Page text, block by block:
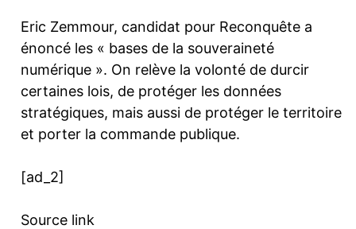
Eric Zemmour, candidat pour Reconquête a
énoncé les « bases de la souveraineté
numérique ». On relève la volonté de durcir
certaines lois, de protéger les données
stratégiques, mais aussi de protéger le territoire
et porter la commande publique.
[ad_2]
Source link